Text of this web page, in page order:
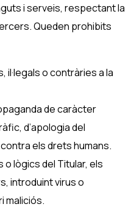
i serveis, respectant la
Queden prohibits
il·legals o contràries a la
de caràcter
d’apologia del
els drets humans.
lògics del Titular, els
introduint virus o
maliciós.